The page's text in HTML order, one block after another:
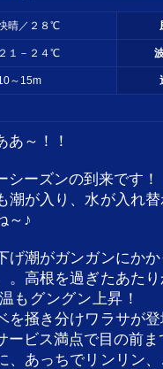
晴／２８℃
２１－２４℃
～15m
あ～！！
シーズンの到来です！
潮が入り、水が入れ
～♪
げ潮がガンガンにか
。高根を過ぎたあた
温もグングン上昇！
を掻き分けワラサが
ービス満点で目の前
、あっちでリンリン